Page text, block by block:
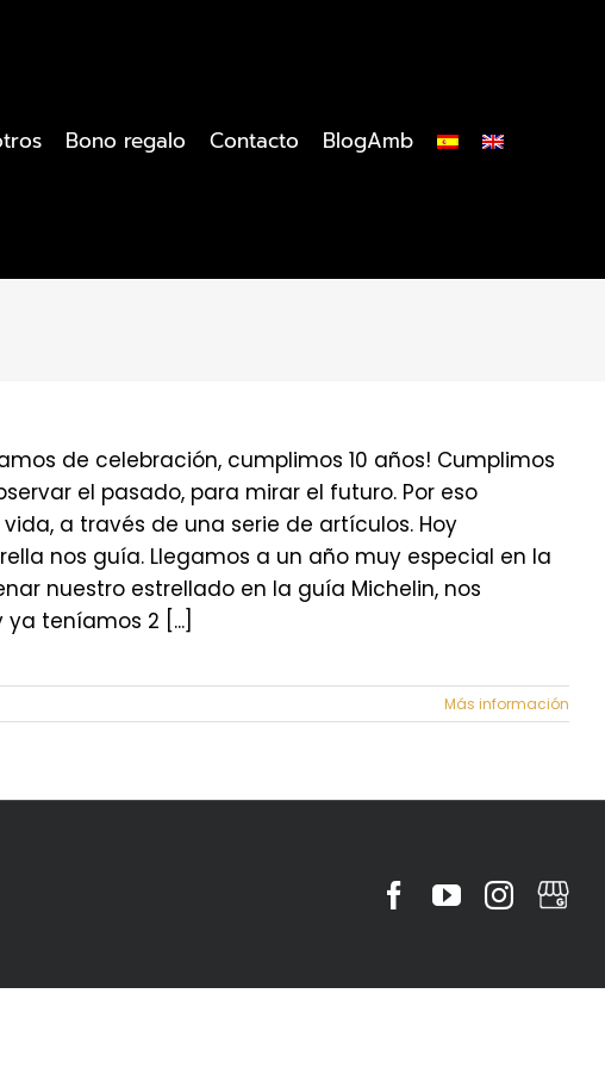
Bono regalo Contacto BlogAmb
de celebración, cumplimos 10 años! Cumplimos
el pasado, para mirar el futuro. Por eso
a través de una serie de artículos. Hoy
nos guía. Llegamos a un año muy especial en la
nuestro estrellado en la guía Michelin, nos
teníamos 2 [...]
Más información
Facebook
YouTube